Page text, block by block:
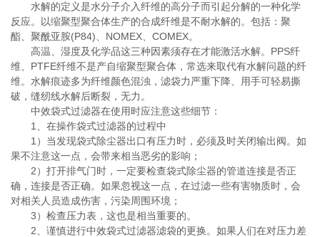
水解的定义是水分子介入纤维的高分子而引起分解的一种化学
反应。以缩聚型聚合体生产的合成纤维是不耐水解的。包括：聚
酯、聚酰亚胺(P84) NOMEX COMEX。
高温、湿度及化学品这三种因素须存在才能激活水解。 PPS纤
维、 PTFE纤维不是产自缩聚型聚合体，常选来取代有水解问题的纤
维。水解痕迹多为纤维颜色混浊，滤袋力严重下降、用手可轻易撕
破，缝纫线水解后断裂，无力。
中效袋式过滤器在使用时应注意这些细节：
1
、在操作袋式过滤器的过程中
1 ）当发现袋式除尘器出口有压力时，必须及时关闭输出阀。如
果不注意这一点，会带来相当恶劣的影响；
2）打开排气门时，一定要检查袋式除尘器的管道连接是否正
确，连接是否正确。如果忽视这一点，在过滤一些有害物质时，会
对相关人员造成伤害，污染周围环境；
3）检查压力表，这也是相当重要的。
2 、谨慎进行中效袋式过滤器滤袋的更换。如果人们在对压力差